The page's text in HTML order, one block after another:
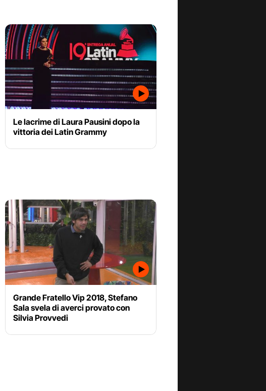
Le lacrime di Laura Pausini dopo la
vittoria dei Latin Grammy
Grande Fratello Vip 2018, Stefano
Sala svela di averci provato con
Silvia Provvedi